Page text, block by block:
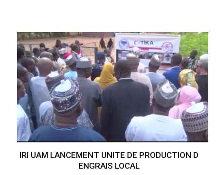
IRI UAM LANCEMENT UNITE DE PRODUCTION D
ENGRAIS LOCAL